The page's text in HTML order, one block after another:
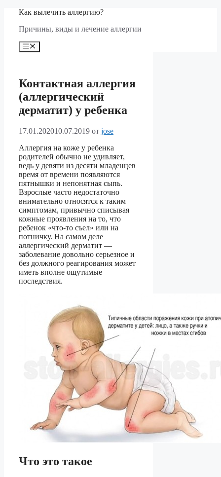
Перейти
содержимому
Как вылечить аллергию?
Причины, виды и лечение аллергии
Меню
Контактная аллергия
(аллергический
дерматит) у ребенка
17.01.202010.07.2019 от jose
Аллергия на коже у ребенка
родителей обычно не удивляет,
ведь у девяти из десяти младенцев
время от времени появляются
пятнышки и непонятная сыпь.
Взрослые часто недостаточно
внимательно относятся к таким
симптомам, привычно списывая
кожные проявления на то, что
ребенок «что-то съел» или на
потничку. На самом деле
аллергический дерматит —
заболевание довольно серьезное и
без должного реагирования может
иметь вполне ощутимые
последствия.
Что это такое